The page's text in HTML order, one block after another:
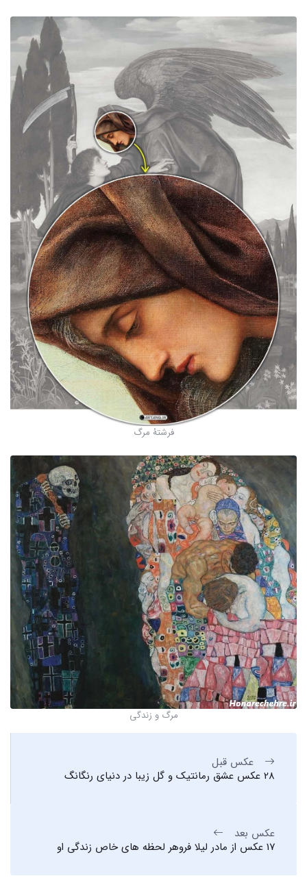
فرشتۀ مرگ
مرگ و زندگی
عکس قبل
28 عکس عشق رمانتیک و گل زیبا در دنیای رنگانگ
عکس بعد
17 عکس از مادر لیلا فروهر لحظه های خاص زندگی او